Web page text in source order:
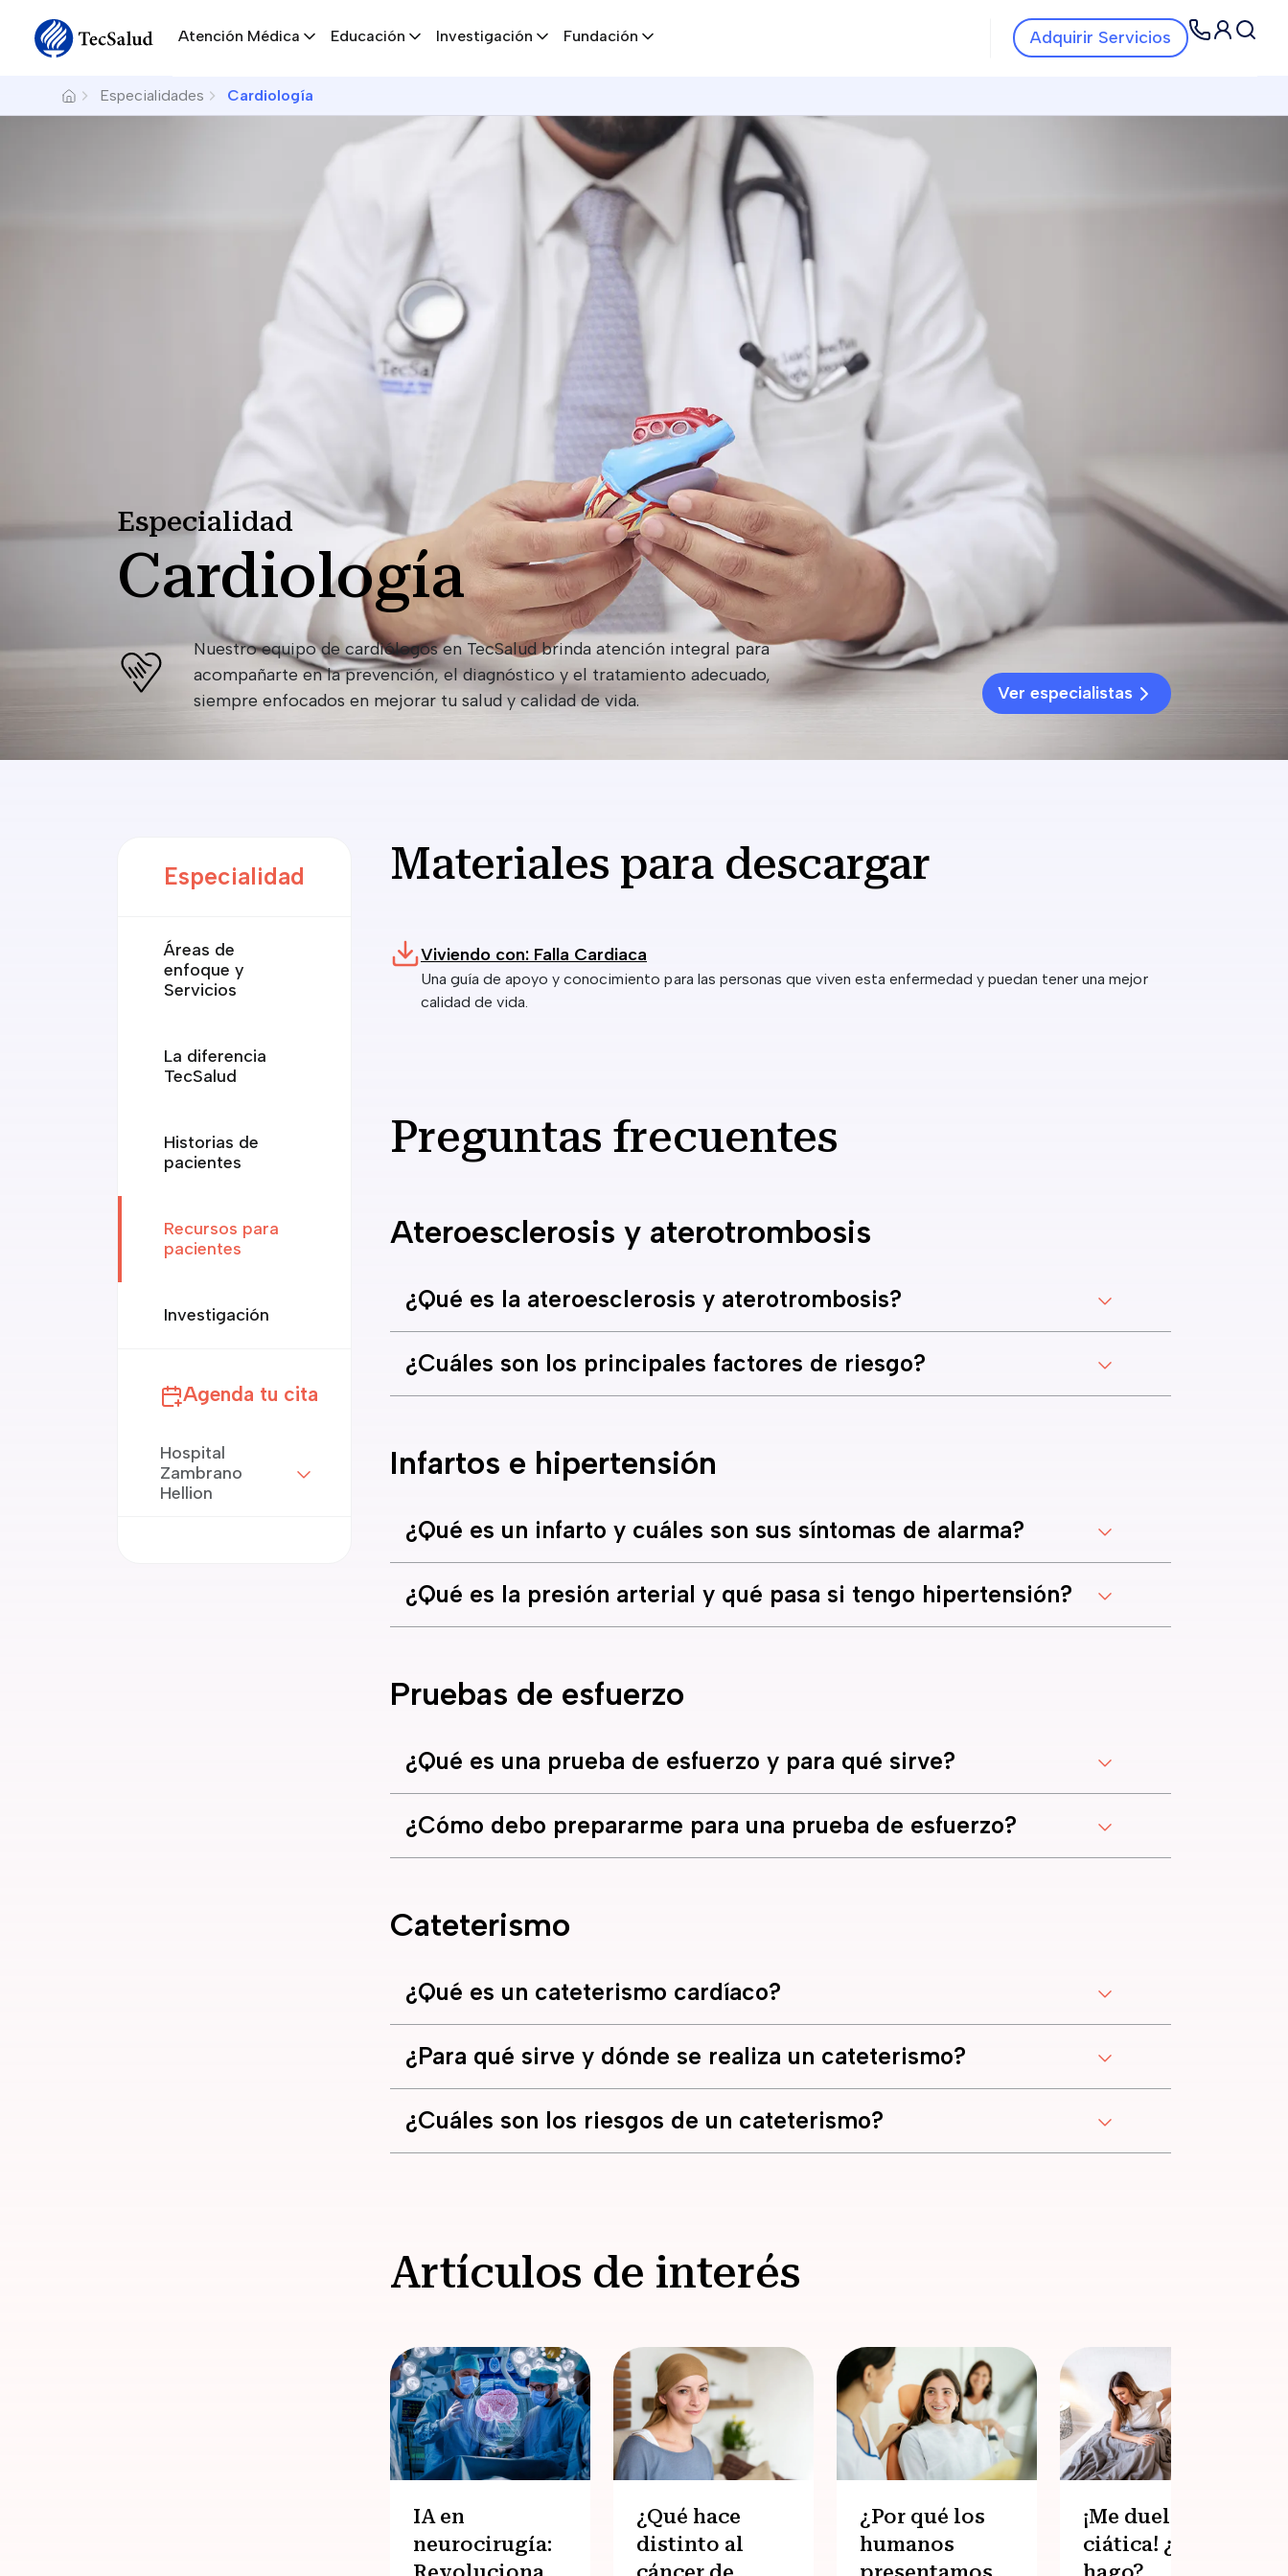
Atención Médica Educación Investigación Fundación
Navbar Servicios
Adquirir Servicios
Navbar
BreadcrumbEspecialidades Cardiología
Especialidad
Cardiología
Nuestro equipo de cardiólogos en TecSalud brinda atención integral para
acompañarte en la prevención, el diagnóstico y el tratamiento adecuado,
siempre enfocados en mejorar tu salud y calidad de vida.
Ver especialistas
Especialidad
Áreas de
enfoque y
Servicios
La diferencia
TecSalud
Historias de
pacientes
Recursos para
pacientes
Investigación
Agenda tu cita
Hospital
Zambrano
Hellion
Materiales para descargar
Viviendo con: Falla Cardiaca
Una guía de apoyo y conocimiento para las personas que viven esta enfermedad y puedan tener una mejor
calidad de vida.
Preguntas frecuentes
Ateroesclerosis y aterotrombosis
¿Qué es la ateroesclerosis y aterotrombosis?
¿Cuáles son los principales factores de riesgo?
Infartos e hipertensión
¿Qué es un infarto y cuáles son sus síntomas de alarma?
¿Qué es la presión arterial y qué pasa si tengo hipertensión?
Pruebas de esfuerzo
¿Qué es una prueba de esfuerzo y para qué sirve?
¿Cómo debo prepararme para una prueba de esfuerzo?
Cateterismo
¿Qué es un cateterismo cardíaco?
¿Para qué sirve y dónde se realiza un cateterismo?
¿Cuáles son los riesgos de un cateterismo?
Artículos de interés
IA en
neurocirugía:
¿Qué hace
distinto al
¿Por qué los
humanos
¡Me duele la
ciática! ¿Qué